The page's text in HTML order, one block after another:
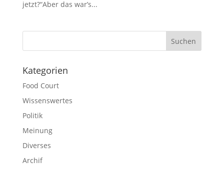
jetzt?“Aber das war’s...
Suchen
Kategorien
Food Court
Wissenswertes
Politik
Meinung
Diverses
Archif